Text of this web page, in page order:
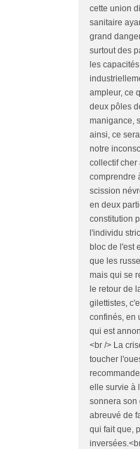
cette union
sanitaire
grand
surtout des
les
ampleur, ce
deux pôles
manigance,
ainsi, ce
notre
collectif cher
comprendre
scission
en deux
constitution
l'individu
bloc de l'est
que les
mais qui se
le retour de
gilettistes,
confinés, en
qui est
<br /> La
toucher
elle survie à
sonnera son
abreuvé de
qui fait que,